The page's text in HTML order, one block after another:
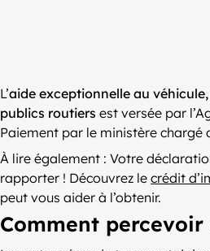
L’aide exceptionnelle au
publics routiers est versée par
Paiement par le ministère chargé
À lire également : Votre
rapporter ! Découvrez le crédit
peut vous aider à l’obtenir.
Comment